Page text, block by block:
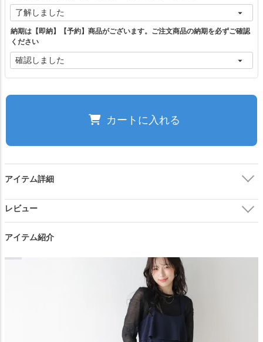
ネイビー カートに入れる
ベージュ カートに入れる
ネイビー カートに入れる
ベージュ
ご注文の前に必ずご確認ください。
閉じる
納期は【即納】【予約】商品がございます。ご注文商品の納期を必ずご確認
ください
カートに入れる
アイテム詳細
アイテム紹介